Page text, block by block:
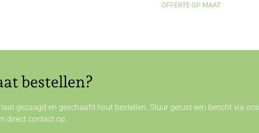
OFFERTE OP MAAT
bestellen?
gezaagd en geschaafd hout bestellen. Stuur gerust een bericht via ons
direct contactop.